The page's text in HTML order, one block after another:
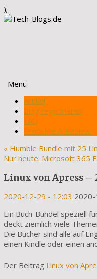
);
Menü
Zum
Inhalt
springen
Artikel
Blog registrieren
FAQ
Produkte & Review
« Humble Bundle mit 25
Nur heute: Microsoft 365
Linux von Apress –
2020-12-29 - 12:03
Ein Buch-Bündel speziell
deckt ziemlich viele
Die Bücher sind alle auf
einen Kindle oder einen
Der Beitrag Linux von